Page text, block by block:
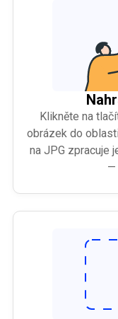
Klikněte na
obrázek do
na JPG zpracuje
—